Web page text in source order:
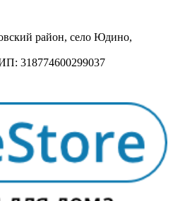
район, село Юдино,
318774600299037